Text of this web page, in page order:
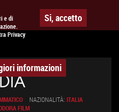
e di
Privacy
Si, accetto
informazioni
NAZIONALITÀ: ITALIA
FILM